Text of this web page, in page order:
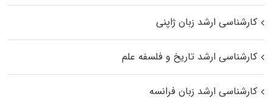
کارشناسی ارشد زبان ژاپنی
کارشناسی ارشد تاریخ و فلسفه علم
کارشناسی ارشد زبان فرانسه